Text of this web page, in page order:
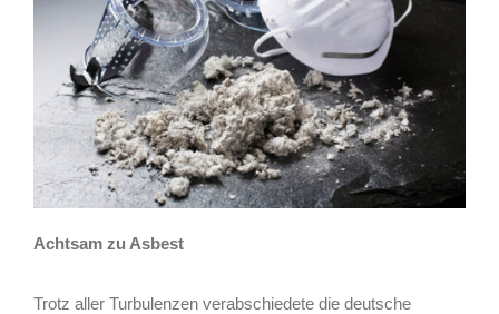
Achtsam zu Asbest
Trotz aller Turbulenzen verabschiedete die deutsche